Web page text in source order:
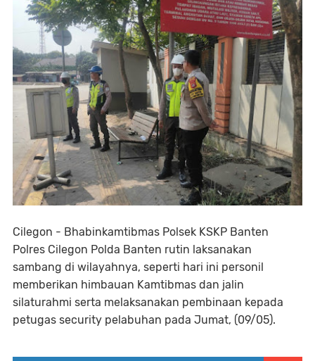
Cilegon - Bhabinkamtibmas Polsek KSKP Banten
Polres Cilegon Polda Banten rutin laksanakan
sambang di wilayahnya, seperti hari ini personil
memberikan himbauan Kamtibmas dan jalin
silaturahmi serta melaksanakan pembinaan kepada
petugas security pelabuhan pada Jumat, (09/05).